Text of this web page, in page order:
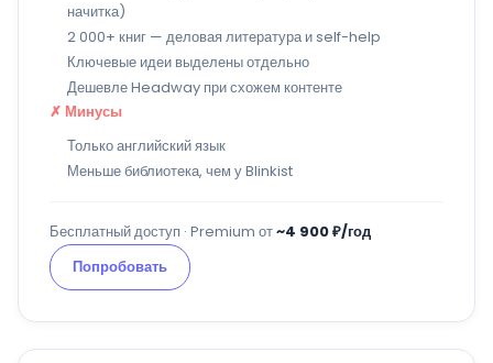
начитка)
2 000+ книг — деловая литература и self-help
Ключевые идеи выделены отдельно
Дешевле Headway при схожем контенте
✗ Минусы
Только английский язык
Меньше библиотека, чем у Blinkist
Бесплатный доступ · Premium от~4 900 ₽/год
Попробовать